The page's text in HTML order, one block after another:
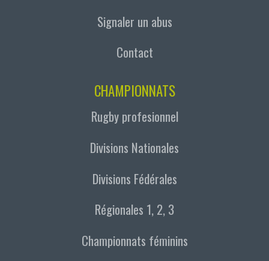
Signaler un abus
Contact
CHAMPIONNATS
Rugby profesionnel
Divisions Nationales
Divisions Fédérales
Régionales 1, 2, 3
Championnats féminins